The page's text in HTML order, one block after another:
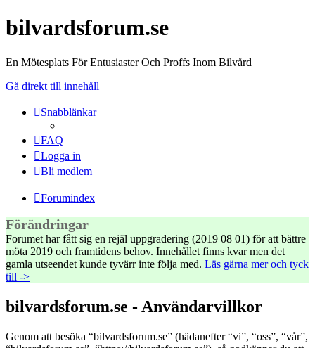
bilvardsforum.se
En Mötesplats För Entusiaster Och Proffs Inom Bilvård
Gå direkt till innehåll
Snabblänkar
FAQ
Logga in
Bli medlem
Forumindex
Förändringar
Forumet har fått sig en rejäl uppgradering (2019 08 01) för att bättre
möta 2019 och framtidens behov. Innehållet finns kvar men det
gamla utseendet kunde tyvärr inte följa med. Läs gärna mer och tyck
till ->
bilvardsforum.se - Användarvillkor
Genom att besöka “bilvardsforum.se” (hädanefter “vi”, “oss”, “vår”,